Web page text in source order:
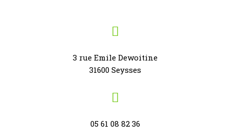
3 rue Emile Dewoitine
31600 Seysses
05 61 08 82 36